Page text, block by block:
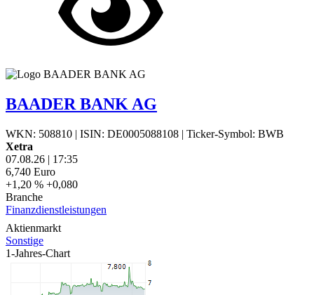
BAADER BANK AG
WKN: 508810 | ISIN: DE0005088108 | Ticker-Symbol: BWB
Xetra
07.08.26 | 17:35
6,740 Euro
+1,20 % +0,080
Branche
Finanzdienstleistungen
Aktienmarkt
Sonstige
1-Jahres-Chart